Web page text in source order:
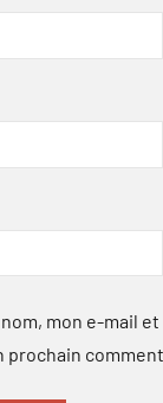
mon e-mail